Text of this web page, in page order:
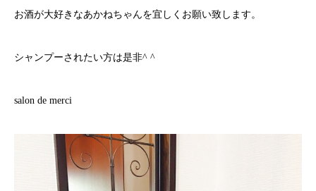
お酒が大好きなあかねちゃんを宜しくお願い致します。
シャンプーされたい方は是非^ ^
salon de merci